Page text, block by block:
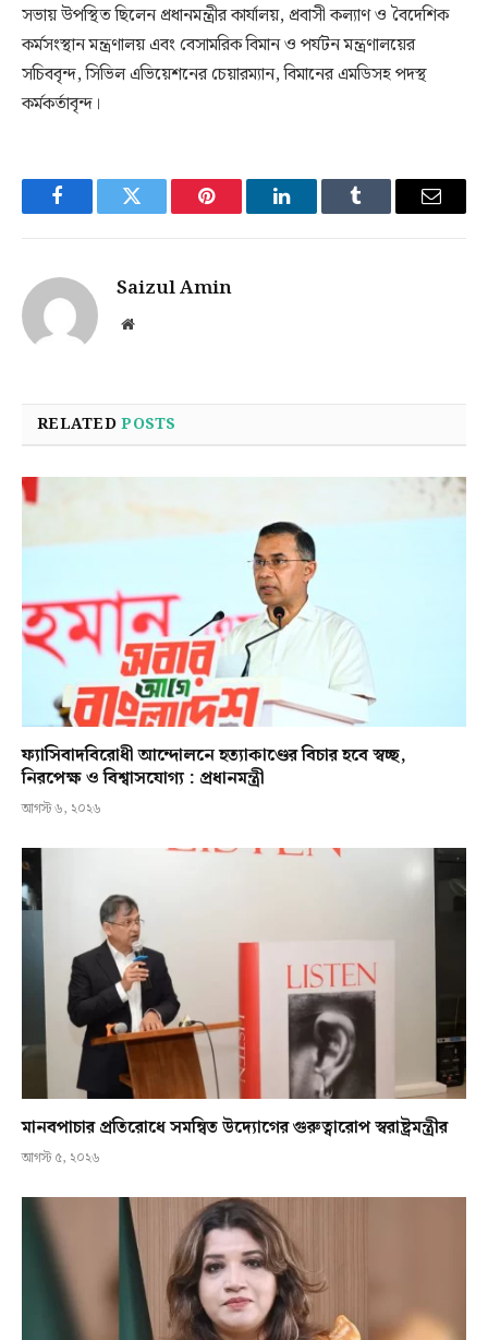
সভায় উপস্থিত ছিলেন প্রধানমন্ত্রীর কার্যালয়, প্রবাসী কল্যাণ ও বৈদেশিক
কর্মসংস্থান মন্ত্রণালয় এবং বেসামরিক বিমান ও পর্যটন মন্ত্রণালয়ের
সচিববৃন্দ, সিভিল এভিয়েশনের চেয়ারম্যান, বিমানের এমডিসহ পদস্থ
কর্মকর্তাবৃন্দ।
FacebookTwitter Pinterest LinkedInTumblr Email
Saizul Amin
Website
RELATEDPOSTS
ফ্যাসিবাদবিরোধী আন্দোলনে হত্যাকাণ্ডের বিচার হবে স্বচ্ছ,
নিরপেক্ষ ও বিশ্বাসযোগ্য : প্রধানমন্ত্রী
আগস্ট ৬, ২০২৬
মানবপাচার প্রতিরোধে সমন্বিত উদ্যোগের গুরুত্বারোপ স্বরাষ্ট্রমন্ত্রীর
আগস্ট ৫, ২০২৬